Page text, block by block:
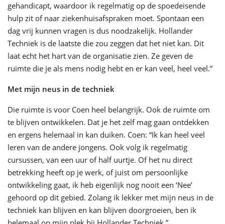
gehandicapt, waardoor ik regelmatig op de spoedeisende
hulp zit of naar ziekenhuisafspraken moet. Spontaan een
dag vrij kunnen vragen is dus noodzakelijk. Hollander
Techniek is de laatste die zou zeggen dat het niet kan. Dit
laat echt het hart van de organisatie zien. Ze geven de
ruimte die je als mens nodig hebt en er kan veel, heel veel.”
Met mijn neus in de techniek
Die ruimte is voor Coen heel belangrijk. Ook de ruimte om
te blijven ontwikkelen. Dat je het zelf mag gaan ontdekken
en ergens helemaal in kan duiken. Coen: “Ik kan heel veel
leren van de andere jongens. Ook volg ik regelmatig
cursussen, van een uur of half uurtje. Of het nu direct
betrekking heeft op je werk, of juist om persoonlijke
ontwikkeling gaat, ik heb eigenlijk nog nooit een ‘Nee’
gehoord op dit gebied. Zolang ik lekker met mijn neus in de
techniek kan blijven en kan blijven doorgroeien, ben ik